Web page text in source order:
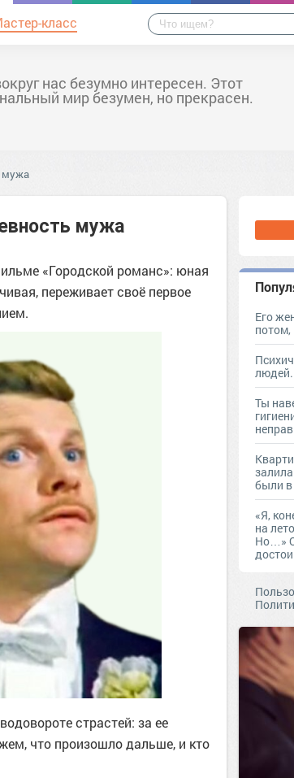
класс
нас безумно интересен. Этот
мир безумен, но прекрасен.
мужа
мужа
«Городской романс»: юная
переживает своё первое
страстей: за ее
что произошло дальше, и кто
Его
потом,
Ты
были
«Я,
на
Но…»